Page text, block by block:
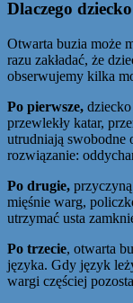
Dlaczego
Otwarta buzia może
razu zakładać, że
obserwujemy kilka
Po pierwsze,
przewlekły katar,
utrudniają swobodne
rozwiązanie:
Po drugie,
mięśnie warg,
utrzymać usta
Po trzecie, otwarta
języka. Gdy język
wargi częściej